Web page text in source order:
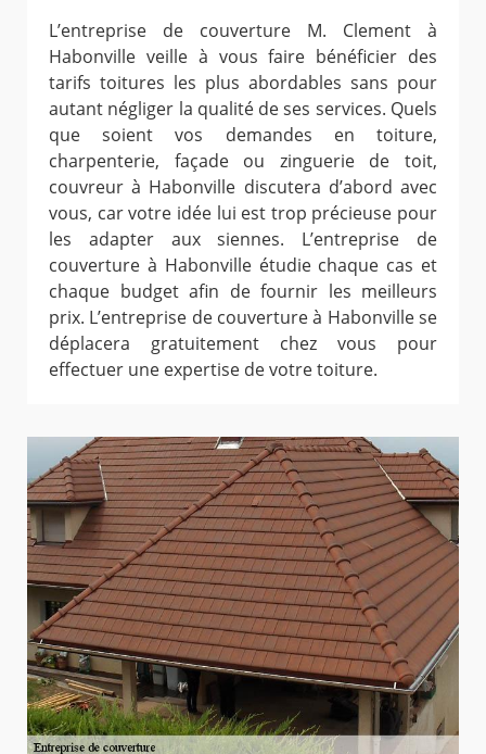
L’entreprise de couverture M. Clement à
Habonville veille à vous faire bénéficier des
tarifs toitures les plus abordables sans pour
autant négliger la qualité de ses services. Quels
que soient vos demandes en toiture,
charpenterie, façade ou zinguerie de toit,
couvreur à Habonville discutera d’abord avec
vous, car votre idée lui est trop précieuse pour
les adapter aux siennes. L’entreprise de
couverture à Habonville étudie chaque cas et
chaque budget afin de fournir les meilleurs
prix. L’entreprise de couverture à Habonville se
déplacera gratuitement chez vous pour
effectuer une expertise de votre toiture.